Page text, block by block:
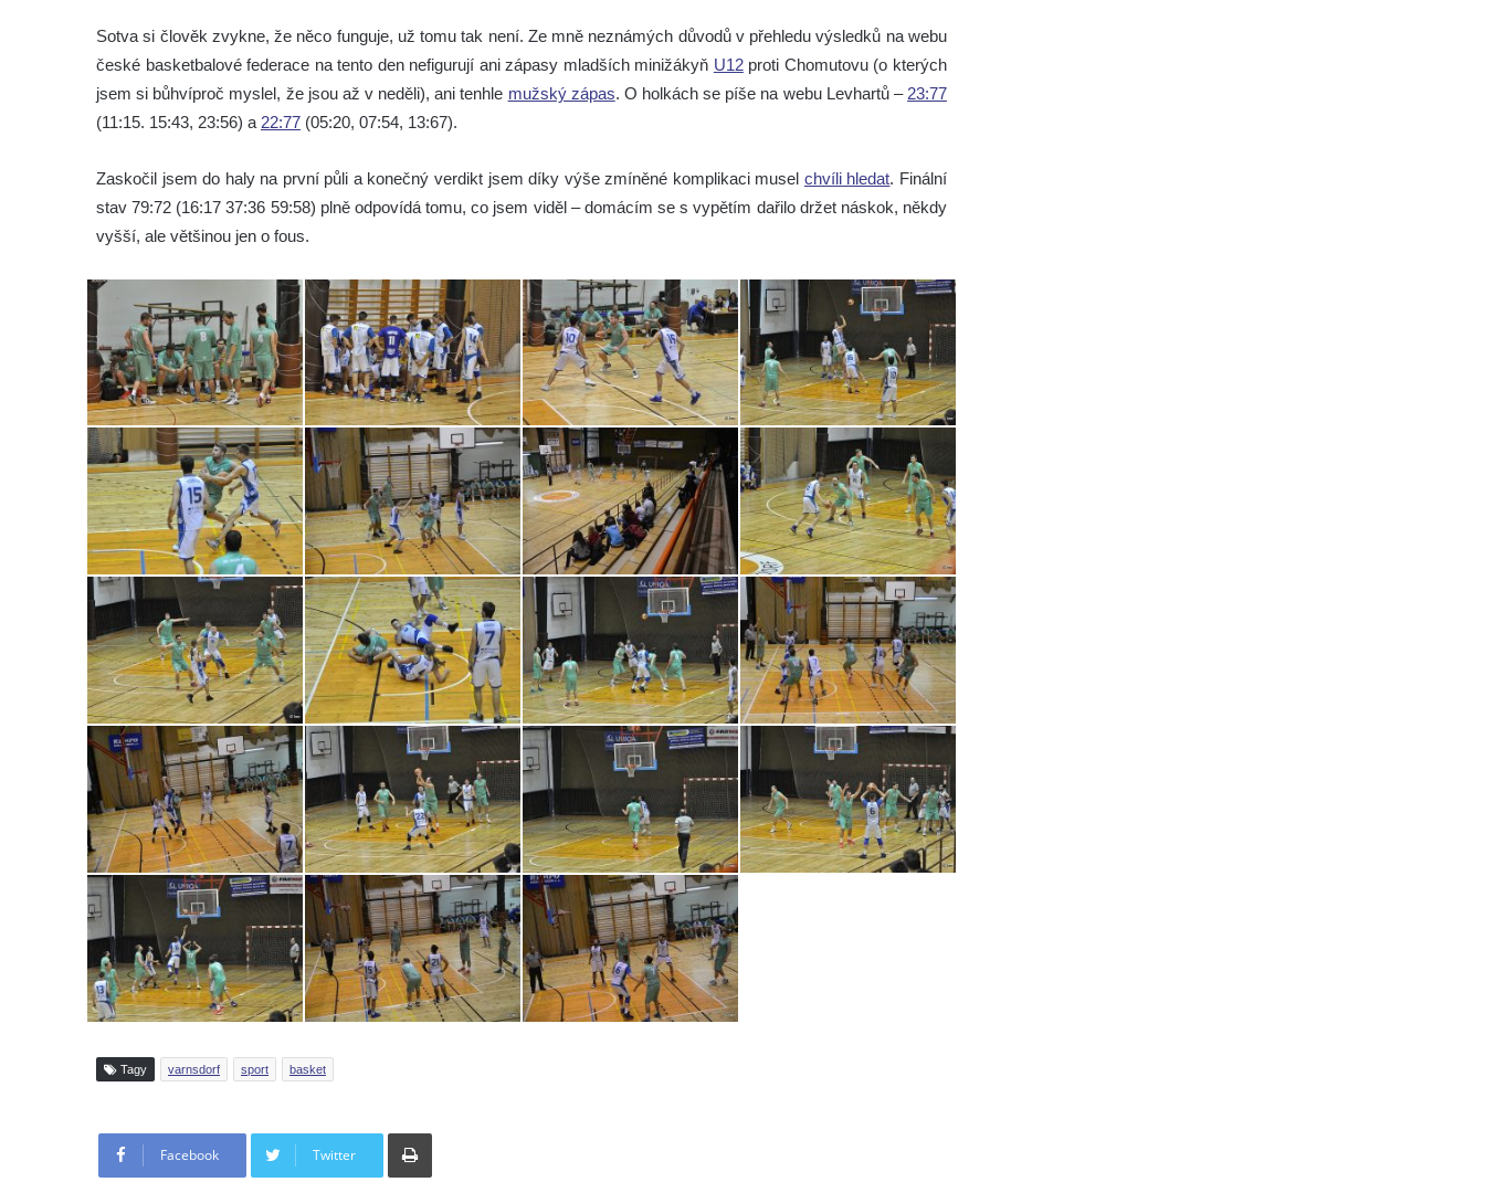
Sotva si člověk zvykne, že něco funguje, už tomu tak není. Ze mně neznámých důvodů v přehledu výsledků na webu
české basketbalové federace na tento den nefigurují ani zápasy mladších minižákyň U12proti Chomutovu (o kterých
jsem si bůhvíproč myslel, že jsou až v neděli), ani tenhle mužský zápas. O holkách se píše na webu Levhartů – 23:77
(11:15. 15:43, 23:56) a 22:77 (05:20, 07:54, 13:67).
Zaskočil jsem do haly na první půli a konečný verdikt jsem díky výše zmíněné komplikaci musel chvíli hledat. Finální
stav 79:72 (16:17 37:36 59:58) plně odpovídá tomu, co jsem viděl – domácím se s vypětím dařilo držet náskok, někdy
vyšší, ale většinou jen o fous.
Tagy varnsdorf sport basket
Facebook Twitter
Tisknout